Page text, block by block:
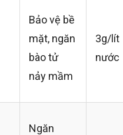
Bảo vệ bề
mặt, ngăn
bào tử
nảy mầm
3g/lít
nước
Ngăn